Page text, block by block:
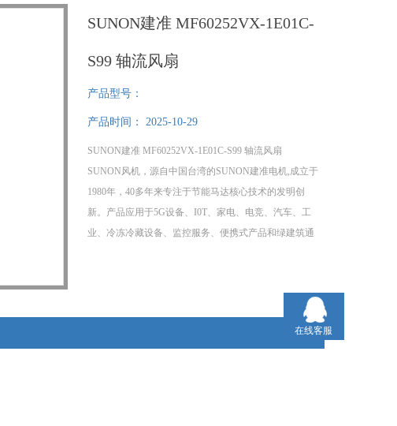
SUNON建准 MF60252VX-1E01C-
S99 轴流风扇
产品型号：
产品时间： 2025-10-29
SUNON建准 MF60252VX-1E01C-S99 轴流风扇
SUNON风机，源自中国台湾的SUNON建准电机,成立于
1980年，40多年来专注于节能马达核心技术的发明创
新。产品应用于5G设备、I0T、家电、电竞、汽车、工
业、冷冻冷藏设备、监控服务、便携式产品和绿建筑通
在线客服